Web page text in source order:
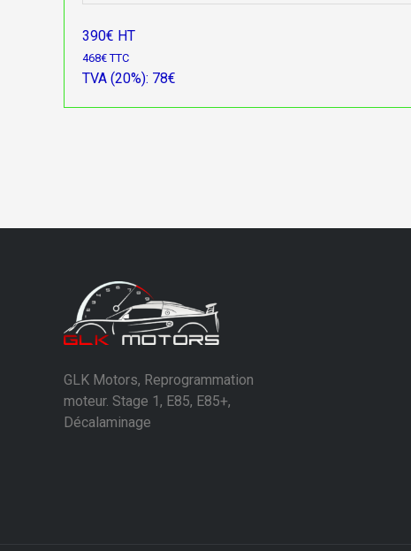
390€ HT
468€ TTC
TVA (20%): 78€
GLK Motors, Reprogrammation
moteur. Stage 1, E85, E85+,
Décalaminage